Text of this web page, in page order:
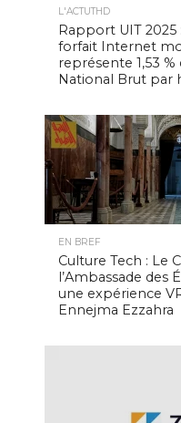
L'ACTUTHD
Rapport UIT 2025
forfait Internet
représente 1,53 %
National Brut par
EN BREF
Culture Tech : Le
l’Ambassade des
une expérience
Ennejma Ezzahra